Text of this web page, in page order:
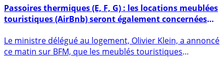
25 octobre 2022
Passoires thermiques (E, F, G) : les locations meublées
touristiques (AirBnb) seront également concernées
par les interdictions de location